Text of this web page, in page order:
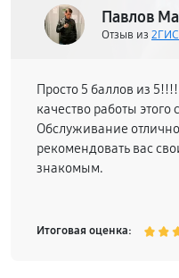
Павлов
Отзыв из 2ГИС
Просто 5 баллов из
качество работы этого
Обслуживание
рекомендовать вас
знакомым.
Итоговая оценка: